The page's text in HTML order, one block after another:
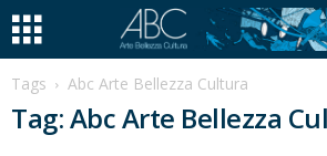
Tags Abc Arte Bellezza Cultura
Tag: Abc Arte Bellezza